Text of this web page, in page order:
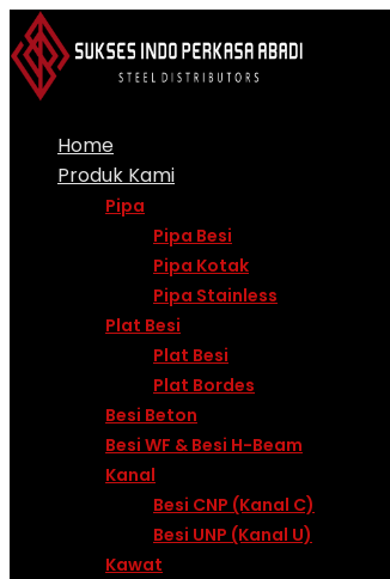
Skip
to
content
Home
Produk Kami
Pipa
Pipa Besi
Pipa Kotak
Pipa Stainless
Plat Besi
Plat Besi
Plat Bordes
Besi Beton
Besi WF & Besi H-Beam
Kanal
Besi CNP (Kanal C)
Besi UNP (Kanal U)
Kawat